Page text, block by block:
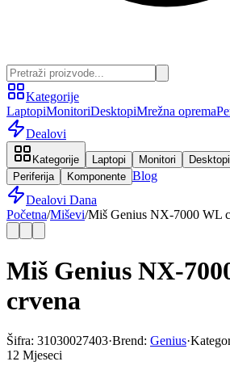
Kategorije
LaptopiMonitoriDesktopiMrežna oprema
Dealovi
Kategorije Laptopi Monitori Desktopi
Periferija
Komponente Blog
Dealovi Dana
Početna/Miševi/Miš Genius NX-7000 WL
Miš Genius NX-
crvena
Šifra: 31030027403·Brend: Genius·
12 Mjeseci